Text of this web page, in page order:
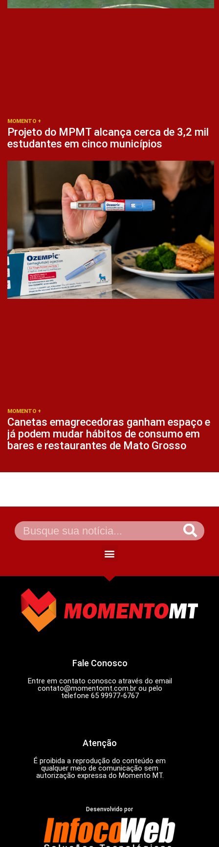
MOMENTO +
Projeto do MPMT alcança cerca de 3,2 mil
estudantes em cinco municípios
MOMENTO +
Canetas emagrecedoras ganham espaço e
já podem mudar hábitos de consumo em
bares e restaurantes de Mato Grosso
Fale Conosco
Entre em contato conosco através do email
contato@momentomt.com.brou pelo
telefone 65 99977-6767
Atenção
É proibida a reprodução do conteúdo em
qualquer meio de comunicação sem
autorização expressa do Momento MT.
Desenvolvido por